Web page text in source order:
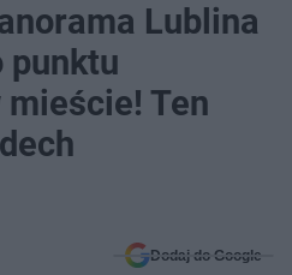
Lublina
punktu
Ten
Dodaj do Google